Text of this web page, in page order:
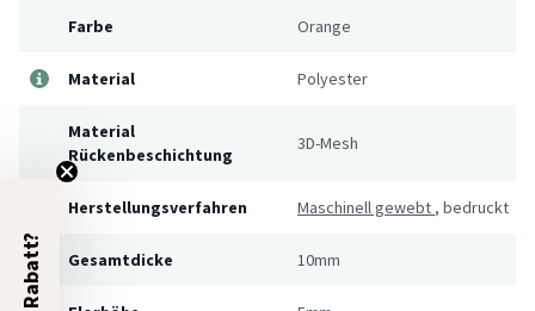
Farbe Orange
Material Polyester
Material
Rückenbeschichtung
3D-Mesh
Herstellungsverfahren Maschinell gewebt , bedruckt
Gesamtdicke 10mm
5% Rabatt?